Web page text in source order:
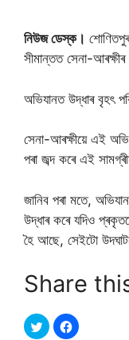
নিউজ ডেস্ক।
সীমান্তত সেনা-
অভিযানত উদ্ধাৰ বৃহৎ
সেনা-আৰক্ষীয়ে এই
পৰা জব্দ কৰে এই
জানিব পৰা মতে,
উদ্ধাৰ কৰে যদিও
হৈ আছে, সেইটাে
Share